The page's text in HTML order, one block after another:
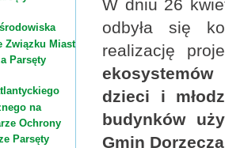
W dniu 26
odbyła się
realizację
dzieci i
budynków
Gmin
Związku Miast
Parsęty
na
Ochrony
Parsęty